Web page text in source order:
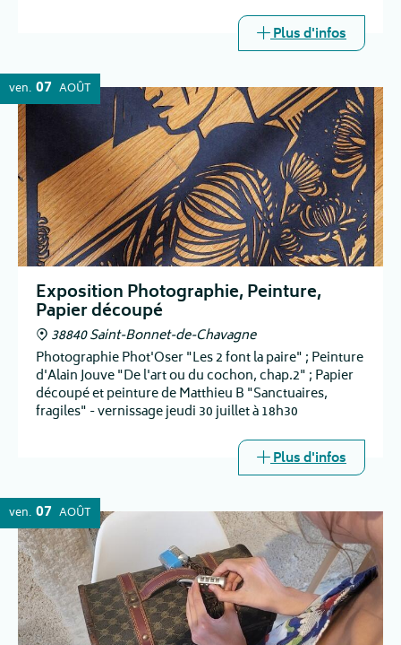
Plus d'infos
ven. 07 AOÛT
Exposition Photographie, Peinture,
Papier découpé
38840 Saint-Bonnet-de-Chavagne
Photographie Phot'Oser "Les 2 font la paire" ; Peinture
d'Alain Jouve "De l'art ou du cochon, chap.2" ; Papier
découpé et peinture de Matthieu B "Sanctuaires,
fragiles" - vernissage jeudi 30 juillet à 18h30
Plus d'infos
ven. 07 AOÛT